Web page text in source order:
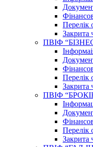
Перелік
Закрита
ПВІФ
Перелік
Закрита
ПВІФ
Перелік
Закрита